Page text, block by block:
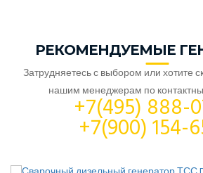
РЕКОМЕНДУЕМЫЕ
Затрудняетесь с выбором или хотите
нашим менеджерам по
+7(495) 888-
+7(900) 154-